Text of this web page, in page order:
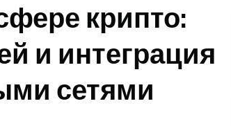
крипто:
и интеграция
сетями